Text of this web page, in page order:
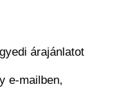
árajánlatot
e-mailben,